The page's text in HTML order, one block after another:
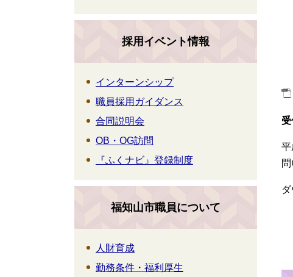
受
平
採用イベント情報
インターンシップ
職員採用ガイダンス
合同説明会
OB・OG訪問
『ふくナビ』登録制度
福知山市職員について
人財育成
勤務条件・福利厚生